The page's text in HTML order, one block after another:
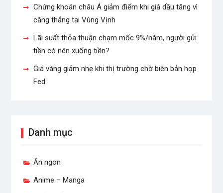
Chứng khoán châu Á giảm điểm khi giá dầu tăng vì
căng thẳng tại Vùng Vịnh
Lãi suất thỏa thuận chạm mốc 9%/năm, người gửi
tiền có nên xuống tiền?
Giá vàng giảm nhẹ khi thị trường chờ biên bản họp
Fed
Danh mục
Ăn ngon
Anime – Manga